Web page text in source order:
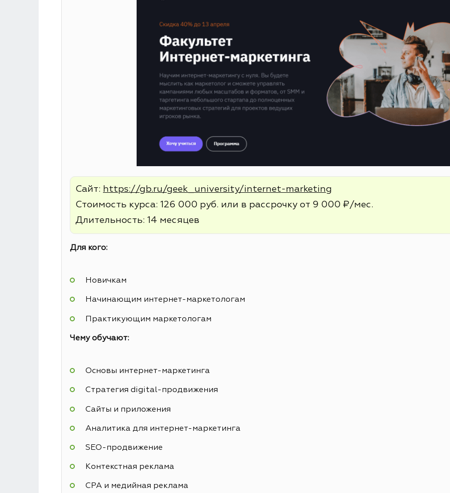
Сайт: https://gb.ru/geek_university/internet-marketing
Стоимость курса: 126 000 руб. или в рассрочку от 9 000 ₽/мес.
Длительность: 14 месяцев
Для кого:
Новичкам
Начинающим интернет-маркетологам
Практикующим маркетологам
Чему обучают:
Основы интернет-маркетинга
Стратегия digital-продвижения
Сайты и приложения
Аналитика для интернет-маркетинга
SEO-продвижение
Контекстная реклама
СРА и медийная реклама